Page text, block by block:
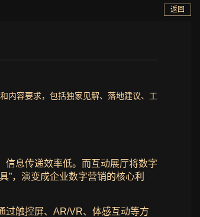
返回
内容要求，包括独家见解、落地建议、工
信息传递效率低。而互动展厅将数字
”，演变成企业数字营销的核心利
过触控屏、AR/VR、体感互动等方